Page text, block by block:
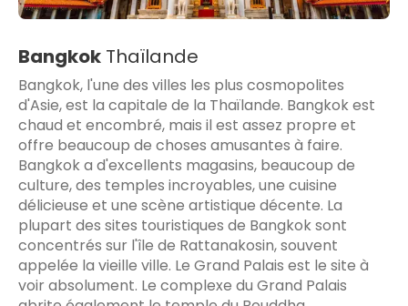
Bangkok Thaïlande
Bangkok, l'une des villes les plus cosmopolites
d'Asie, est la capitale de la Thaïlande. Bangkok est
chaud et encombré, mais il est assez propre et
offre beaucoup de choses amusantes à faire.
Bangkok a d'excellents magasins, beaucoup de
culture, des temples incroyables, une cuisine
délicieuse et une scène artistique décente. La
plupart des sites touristiques de Bangkok sont
concentrés sur l'île de Rattanakosin, souvent
appelée la vieille ville. Le Grand Palais est le site à
voir absolument. Le complexe du Grand Palais